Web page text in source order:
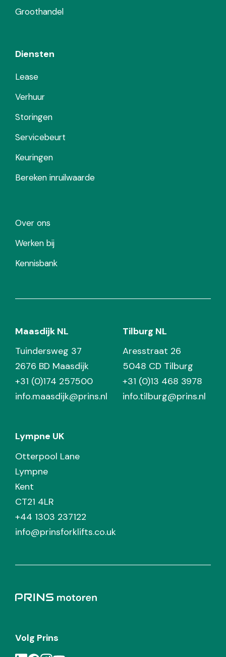
Groothandel
Diensten
Lease
Verhuur
Storingen
Servicebeurt
Keuringen
Bereken inruilwaarde
Over ons
Werken bij
Kennisbank
Maasdijk NL
Tuindersweg 37
2676 BD Maasdijk
+31 (0)174 257500
info.maasdijk@prins.nl
Tilburg NL
Aresstraat 26
5048 CD Tilburg
+31 (0)13 468 3978
info.tilburg@prins.nl
Lympne UK
Otterpool Lane
Lympne
Kent
CT21 4LR
+44 1303 237122
info@prinsforklifts.co.uk
Volg Prins